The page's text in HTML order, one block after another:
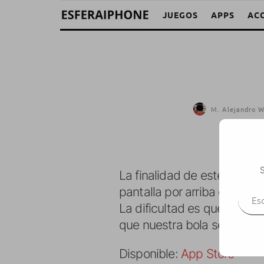
JUEGOS APPS
M. Alejandro
La finalidad de este juego
pantalla por arriba o por
La dificultad es que una
que nuestra bola se
Disponible: App Store